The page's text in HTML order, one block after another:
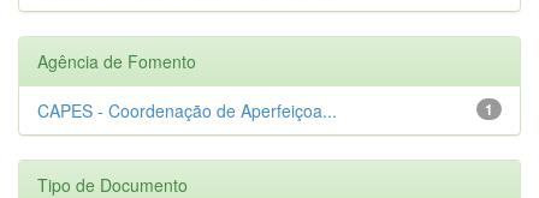
Agência de Fomento
1
CAPES - Coordenação de Aperfeiçoa...
Tipo de Documento